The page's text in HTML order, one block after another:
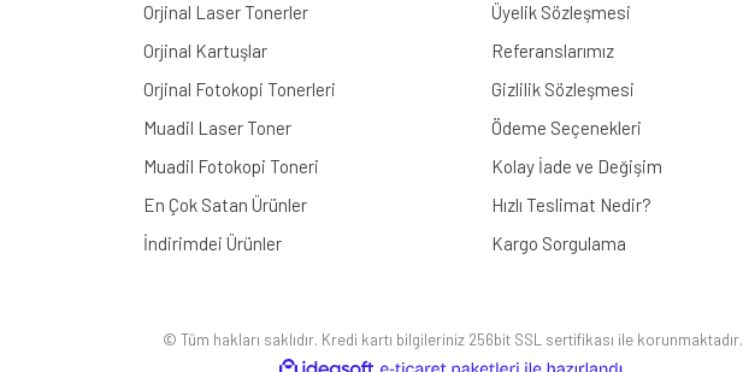
Orjinal Laser Tonerler
Orjinal Kartuşlar
Orjinal Fotokopi Tonerleri
Muadil Laser Toner
Muadil Fotokopi Toneri
En Çok Satan Ürünler
İndirimdei Ürünler
Üyelik Sözleşmesi
Referanslarımız
Gizlilik Sözleşmesi
Ödeme Seçenekleri
Kolay İade ve Değişim
Hızlı Teslimat Nedir?
Kargo Sorgulama
© Tüm hakları saklıdır. Kredi kartı bilgileriniz 256bit SSL sertifikası ile korunmaktadır.